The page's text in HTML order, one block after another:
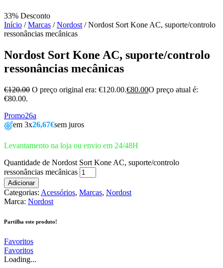
33% Desconto
Início /Marcas /Nordost / Nordost Sort Kone AC, suporte/controlo
ressonâncias mecânicas
Nordost Sort Kone AC, suporte/controlo
ressonâncias mecânicas
€120.00 O preço original era: €120.00.€80.00O preço atual é:
€80.00.
Promo26a
em 3x26,67€sem juros
Levantamento na loja ou envio em 24/48H
Quantidade de Nordost Sort Kone AC, suporte/controlo
ressonâncias mecânicas
Adicionar
Categorias: Acessórios, Marcas, Nordost
Marca: Nordost
Partilha este produto!
Favoritos
Favoritos
Loading...